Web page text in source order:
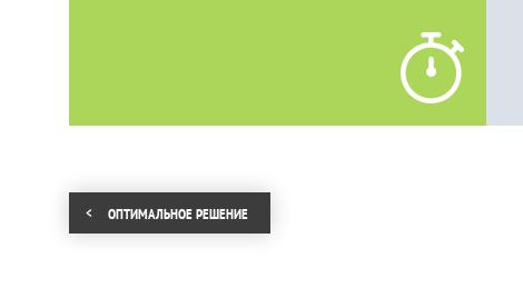
ОПТИМАЛЬНОЕ РЕШЕНИЕ